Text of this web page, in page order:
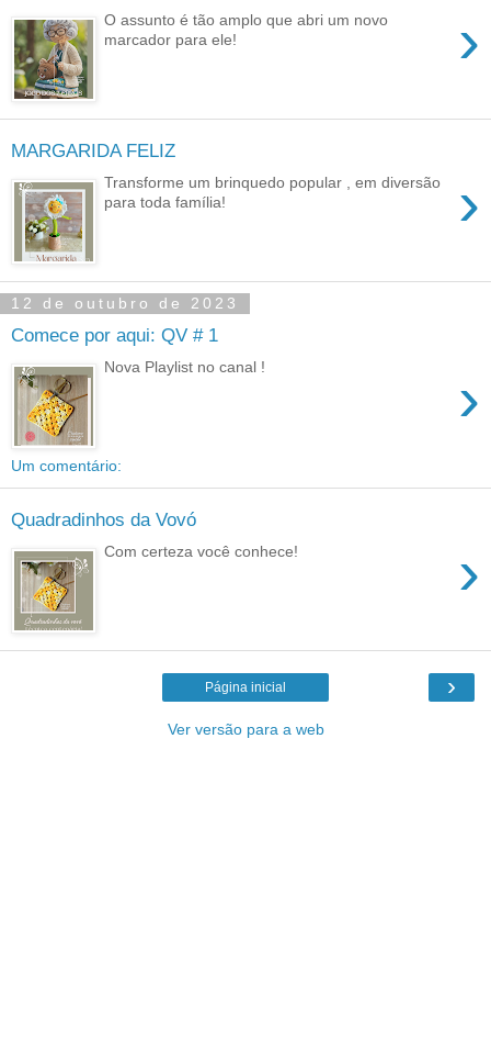
›
O assunto é tão amplo que abri um novo
marcador para ele!
MARGARIDA FELIZ
›
Transforme um brinquedo popular , em diversão
para toda família!
12 de outubro de 2023
Comece por aqui: QV # 1
›
Nova Playlist no canal !
Um comentário:
Quadradinhos da Vovó
›
Com certeza você conhece!
›
Página inicial
Ver versão para a web